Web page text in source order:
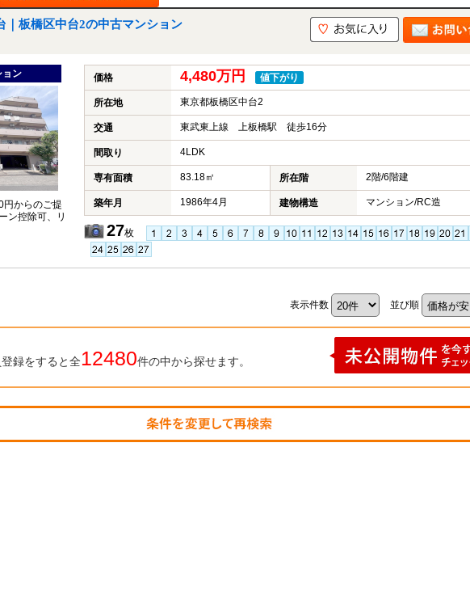
｜板橋区中台2の中古マンション
ョン
からのご提
ン控除可、リ
価格 4,480万円 値下がり
所在地 東京都板橋区中台2
交通 東武東上線 上板橋駅 徒歩16分
間取り 4LDK
専有面積 83.18㎡ 所在階 2階/6階建
築年月 1986年4月 建物構造 マンション/RC造
27枚
表示件数 並び順
録をすると全12480件の中から探せます。